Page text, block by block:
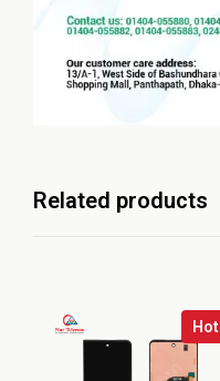
Related products
Hot